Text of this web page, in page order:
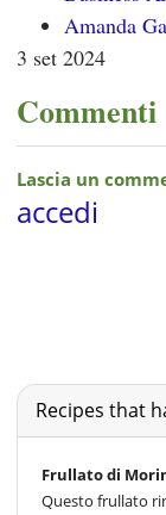
Amanda
3 set 2024
Commenti
Recipes that
Frullato di
Questo frullato